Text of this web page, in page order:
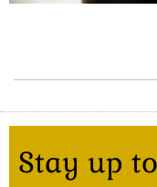
Stay up